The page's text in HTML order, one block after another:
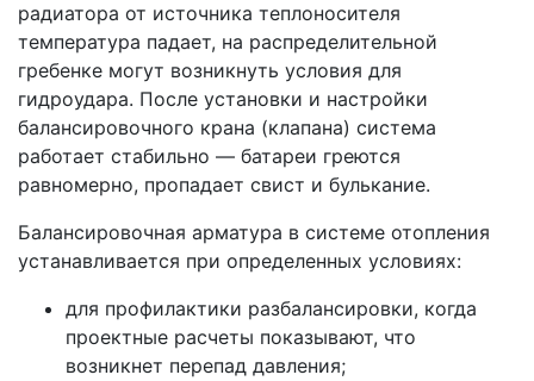
радиатора от источника теплоносителя
температура падает, на распределительной
гребенке могут возникнуть условия для
гидроудара. После установки и настройки
балансировочного крана (клапана) система
работает стабильно — батареи греются
равномерно, пропадает свист и булькание.
Балансировочная арматура в системе отопления
устанавливается при определенных условиях:
для профилактики разбалансировки, когда
проектные расчеты показывают, что
возникнет перепад давления;